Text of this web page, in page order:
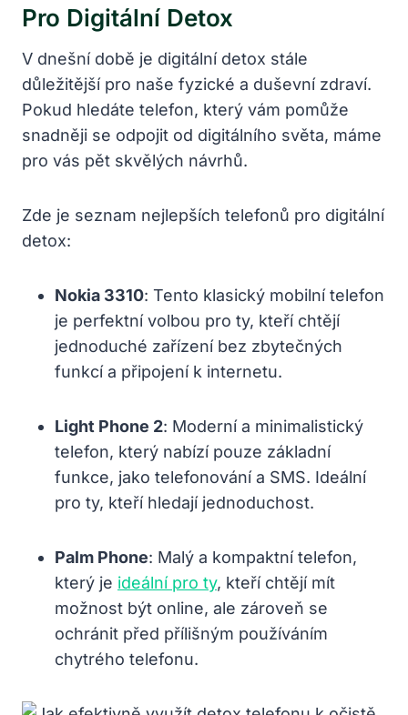
Pro Digitální Detox
V dnešní době je digitální detox stále
důležitější pro naše fyzické a duševní zdraví.
Pokud hledáte telefon, který vám pomůže
snadněji se odpojit od digitálního světa, máme
pro vás pět skvělých návrhů.
Zde je seznam nejlepších telefonů pro digitální
detox:
Nokia 3310: Tento klasický mobilní telefon
je perfektní volbou pro ty, kteří chtějí
jednoduché zařízení bez zbytečných
funkcí a připojení k internetu.
Light Phone 2: Moderní a minimalistický
telefon, který nabízí pouze základní
funkce, jako telefonování a SMS. Ideální
pro ty, kteří hledají jednoduchost.
Palm Phone: Malý a kompaktní telefon,
který je ideální pro ty, kteří chtějí mít
možnost být online, ale zároveň se
ochránit před přílišným používáním
chytrého telefonu.